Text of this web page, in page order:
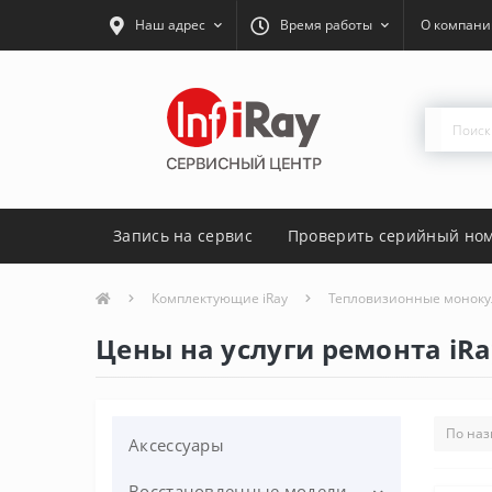
Наш адрес Время работы О
Запись на сервис Проверить серийный
Комплектующие iRay Тепловизионные
Цены на услуги ремонта
Аксессуары